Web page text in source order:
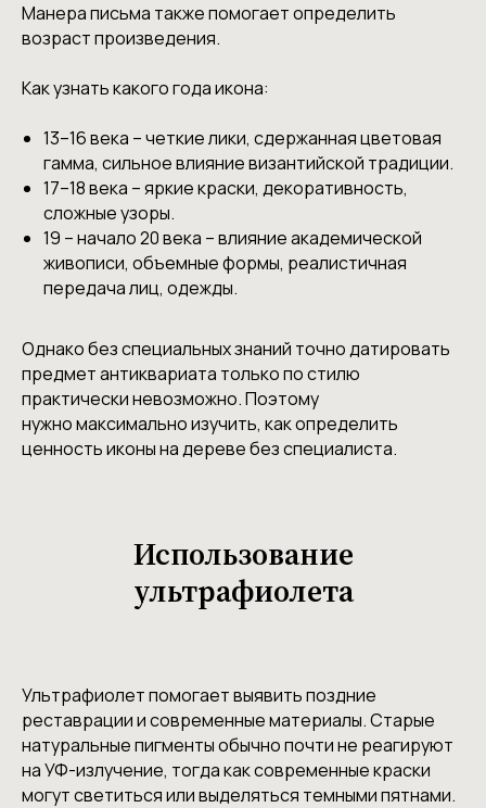
Манера письма также помогает определить
возраст произведения.
Как узнать какого года икона:
13–16 века – четкие лики, сдержанная цветовая
гамма, сильное влияние византийской традиции.
17–18 века – яркие краски, декоративность,
сложные узоры.
19 – начало 20 века – влияние академической
живописи, объемные формы, реалистичная
передача лиц, одежды.
Однако без специальных знаний точно датировать
предмет антиквариата только по стилю
практически невозможно. Поэтому
нужно максимально изучить, как определить
ценность иконы на дереве без специалиста.
Использование
ультрафиолета
Ультрафиолет помогает выявить поздние
реставрации и современные материалы. Старые
натуральные пигменты обычно почти не реагируют
на УФ-излучение, тогда как современные краски
могут светиться или выделяться темными пятнами.